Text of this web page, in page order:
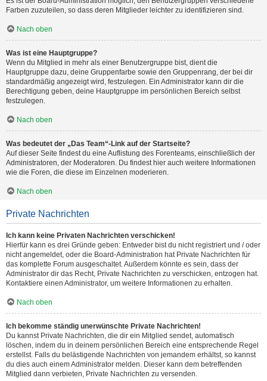
Farben zuzuteilen, so dass deren Mitglieder leichter zu identifizieren sind.
Nach oben
Was ist eine Hauptgruppe?
Wenn du Mitglied in mehr als einer Benutzergruppe bist, dient die
Hauptgruppe dazu, deine Gruppenfarbe sowie den Gruppenrang, der bei dir
standardmäßig angezeigt wird, festzulegen. Ein Administrator kann dir die
Berechtigung geben, deine Hauptgruppe im persönlichen Bereich selbst
festzulegen.
Nach oben
Was bedeutet der „Das Team“-Link auf der Startseite?
Auf dieser Seite findest du eine Auflistung des Forenteams, einschließlich der
Administratoren, der Moderatoren. Du findest hier auch weitere Informationen
wie die Foren, die diese im Einzelnen moderieren.
Nach oben
Private Nachrichten
Ich kann keine Privaten Nachrichten verschicken!
Hierfür kann es drei Gründe geben: Entweder bist du nicht registriert und / oder
nicht angemeldet, oder die Board-Administration hat Private Nachrichten für
das komplette Forum ausgeschaltet. Außerdem könnte es sein, dass der
Administrator dir das Recht, Private Nachrichten zu verschicken, entzogen hat.
Kontaktiere einen Administrator, um weitere Informationen zu erhalten.
Nach oben
Ich bekomme ständig unerwünschte Private Nachrichten!
Du kannst Private Nachrichten, die dir ein Mitglied sendet, automatisch
löschen, indem du in deinem persönlichen Bereich eine entsprechende Regel
erstellst. Falls du belästigende Nachrichten von jemandem erhältst, so kannst
du dies auch einem Administrator melden. Dieser kann dem betreffenden
Mitglied dann verbieten, Private Nachrichten zu versenden.